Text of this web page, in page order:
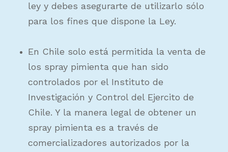
ley y debes asegurarte de utilizarlo sólo
para los fines que dispone la Ley.
En Chile solo está permitida la venta de
los spray pimienta que han sido
controlados por el Instituto de
Investigación y Control del Ejercito de
Chile. Y la manera legal de obtener un
spray pimienta es a través de
comercializadores autorizados por la